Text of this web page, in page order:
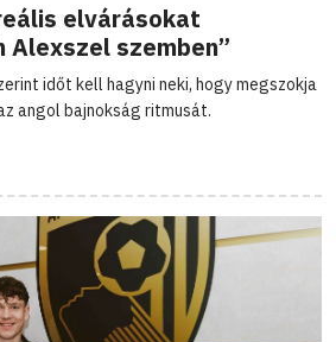
elvárásokat
szemben”
időt kell hagyni neki, hogy megszokja
angol bajnokság ritmusát.